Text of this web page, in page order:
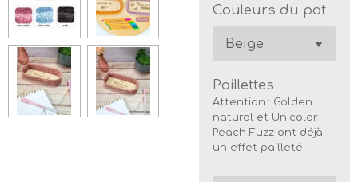
Couleurs du pot
Paillettes
Attention : Golden
natural et Unicolor
Peach Fuzz ont déjà
un effet pailleté